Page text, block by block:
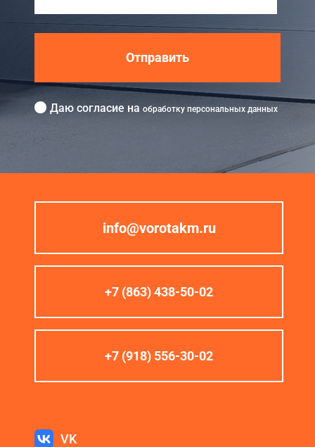
Отправить
Даю согласие на обработку персональных данных
info@vorotakm.ru
+7 (863) 438-50-02
+7 (918) 556-30-02
VK